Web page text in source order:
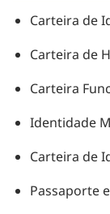
Carteira de
Carteira de
Carteira
Identidade
Carteira de
Passaporte